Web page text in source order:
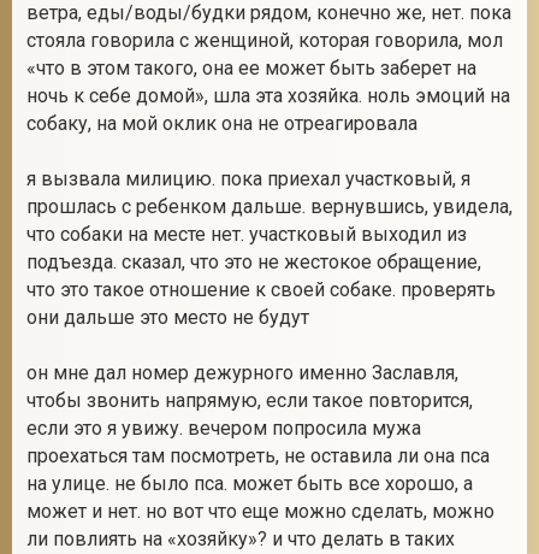
ветра, еды/воды/будки рядом, конечно же, нет. пока
стояла говорила с женщиной, которая говорила, мол
«что в этом такого, она ее может быть заберет на
ночь к себе домой», шла эта хозяйка. ноль эмоций на
собаку, на мой оклик она не отреагировала
я вызвала милицию. пока приехал участковый, я
прошлась с ребенком дальше. вернувшись, увидела,
что собаки на месте нет. участковый выходил из
подъезда. сказал, что это не жестокое обращение,
что это такое отношение к своей собаке. проверять
они дальше это место не будут
он мне дал номер дежурного именно Заславля,
чтобы звонить напрямую, если такое повторится,
если это я увижу. вечером попросила мужа
проехаться там посмотреть, не оставила ли она пса
на улице. не было пса. может быть все хорошо, а
может и нет. но вот что еще можно сделать, можно
ли повлиять на «хозяйку»? и что делать в таких